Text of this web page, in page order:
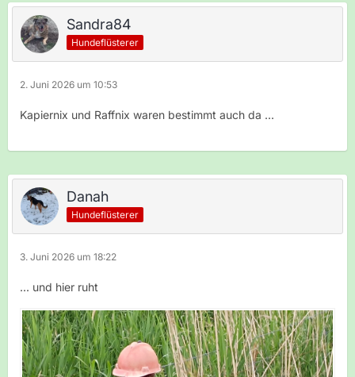
Sandra84
Hundeflüsterer
2. Juni 2026 um 10:53
Kapiernix und Raffnix waren bestimmt auch da ...
Danah
Hundeflüsterer
3. Juni 2026 um 18:22
... und hier ruht